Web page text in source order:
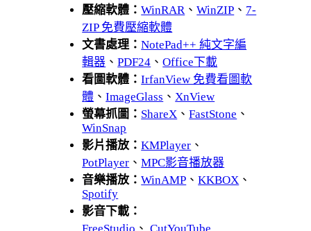
壓縮軟體：WinRAR 、WinZIP 、 7-
ZIP 免費壓縮軟體
文書處理：NotePad++ 純文字編
輯器 、PDF24 、Office下載
看圖軟體：IrfanView 免費看圖軟
體 、ImageGlass 、 XnView
螢幕抓圖： ShareX 、FastStone 、
WinSnap
影片播放：KMPlayer 、
PotPlayer 、MPC影音播放器
音樂播放：WinAMP 、KKBOX 、
Spotify
影音下載：
FreeStudio 、 CutYouTube